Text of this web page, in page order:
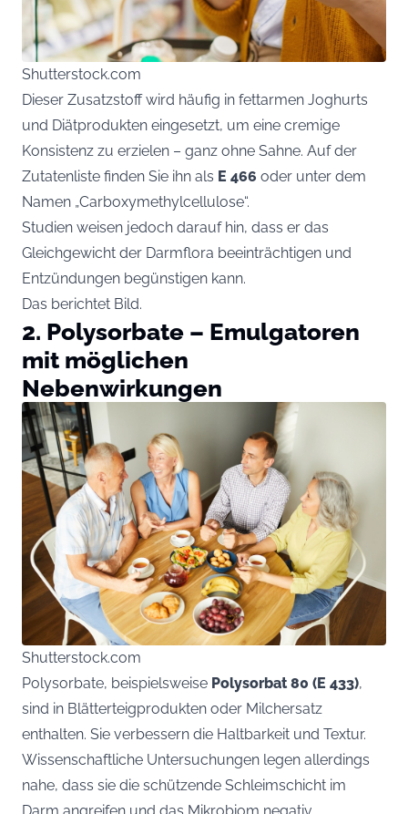
Shutterstock.com
Dieser Zusatzstoff wird häufig in fettarmen Joghurts
und Diätprodukten eingesetzt, um eine cremige
Konsistenz zu erzielen – ganz ohne Sahne. Auf der
Zutatenliste finden Sie ihn als E 466 oder unter dem
Namen „Carboxymethylcellulose“.
Studien weisen jedoch darauf hin, dass er das
Gleichgewicht der Darmflora beeinträchtigen und
Entzündungen begünstigen kann.
Das berichtet Bild.
2. Polysorbate – Emulgatoren
mit möglichen
Nebenwirkungen
Shutterstock.com
Polysorbate, beispielsweise Polysorbat 80 (E 433),
sind in Blätterteigprodukten oder Milchersatz
enthalten. Sie verbessern die Haltbarkeit und Textur.
Wissenschaftliche Untersuchungen legen allerdings
nahe, dass sie die schützende Schleimschicht im